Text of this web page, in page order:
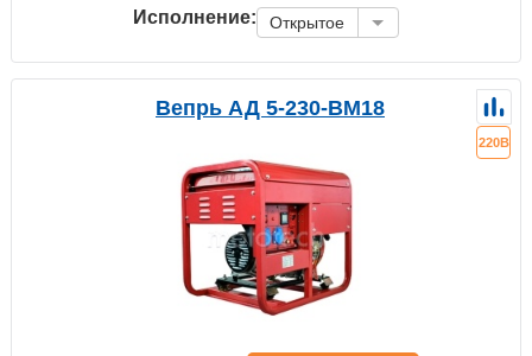
Исполнение: Открытое
Вепрь АД 5-230-ВМ18
220В